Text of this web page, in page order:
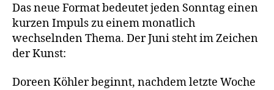
Das neue Format bedeutet jeden Sonntag einen
kurzen Impuls zu einem monatlich
wechselnden Thema. Der Juni steht im Zeichen
der Kunst:
Doreen Köhler beginnt, nachdem letzte Woche